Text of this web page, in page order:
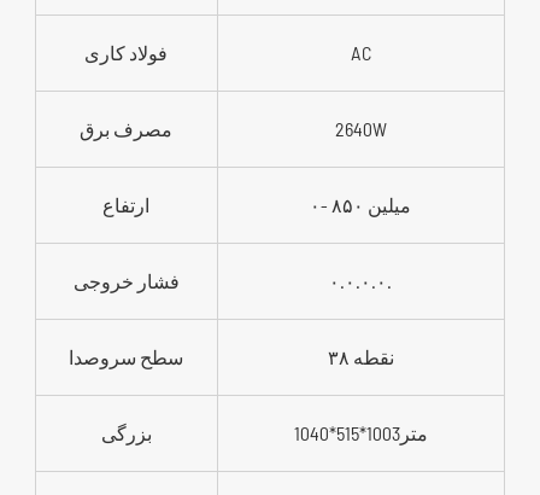
فولاد کاری AC
مصرف برق 2640W
ارتفاع ۰- ۸۵۰ میلین
فشار خروجی ۰.۰.۰.۰.
سطح سروصدا ۳۸ نقطه
بزرگی 1040*515*1003متر